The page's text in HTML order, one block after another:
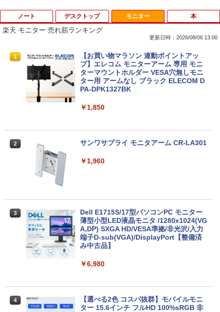
ノート
1
【中古・Aランク】富士通 ARROWS Tab
Q7310 Aランク 第10世代 Core i5-10210
U メモリ4GB SSD128GB 13.3型 フルHD
タッチパネル Windows11 Office 2019
純正キーボード・ペン付 整備済み品 送料
ndows11 Pro オフィス搭載 14.1インチ
【今だけ】全品ポイント10倍 お買い物マ
ラソン★8/4～8/11★中古パソコン ノー
0U メモリ16GB 中古SSD 2.5インチ500
￥29,800
デスクトップ
1
Windows10 Pro 64BIT HP EliteDesk 70
5 G2 SFF AMD PRO A4-8350B R5 4GB
SSD 256GB DVD 中古パソコン デスクト
ップ
ニパソコン デル DELL OptiPlex 3050 M
28GB USB 3.0 DisplayPort HDMI Wi-fi
中古パソコン HP ProDesk 400 G7 Small
【Core i3(3.6GHz)/8GB/500GB HDD/Wi
n11Pro】 HP 当社3ヶ月間保証 イオシス
￥18,800
4
中古パソコン | HP | ProOne 600 G5 All-i
n-One | Windows11 | 一体型 | 一年保証
モニター
楽天 モニター 売れ筋ランキング
更新日時：2026/08/06 13:00
1
【お買い物マラソン 連動ポイントアッ
プ】エレコム モニターアーム 専用 モニ
ターマウントホルダー VESA穴無しモニ
ター用 アームなし ブラック ELECOM D
PA-DPK1327BK
￥1,850
2 サンワサプライ モニタアーム CR-LA301
￥1,960
3
Dell E1715S/17型パソコンPC モニター
薄型小型LED液晶モニタ /1280x1024(VG
A,DP) SXGA HD/VESA準拠/非光沢/入力
端子D-sub(VGA)/DisplayPort【整備済
み中古品】
￥6,980
4
【選べる2色 コスパ抜群】モバイルモニ
ター 15.6インチ フルHD 100%sRGB 非
本